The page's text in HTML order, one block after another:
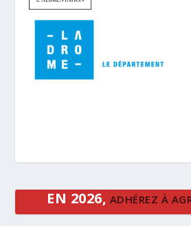
EN 2026, ADHÉREZ À